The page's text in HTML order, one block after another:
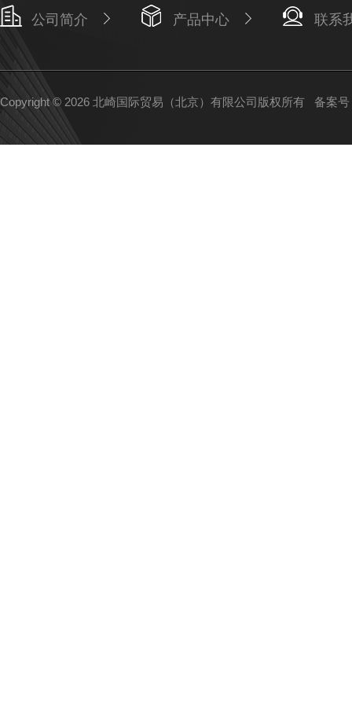
公司简介 产品中心 联系
Copyright © 2026 北崎国际贸易（北京）有限公司版权所有 备案号